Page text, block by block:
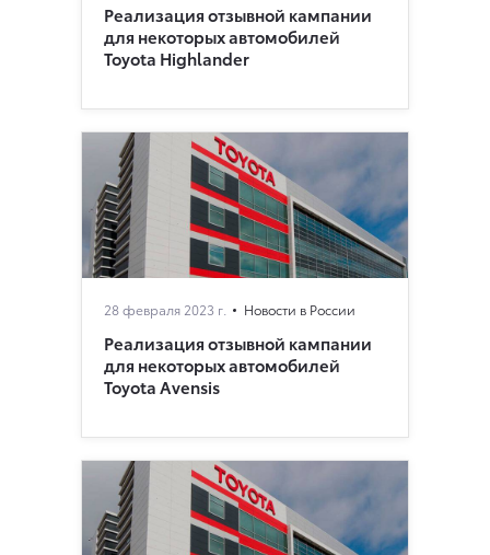
Реализация отзывной кампании
для некоторых автомобилей
Toyota Highlander
28 февраля 2023 г. Новости в России
Реализация отзывной кампании
для некоторых автомобилей
Toyota Avensis